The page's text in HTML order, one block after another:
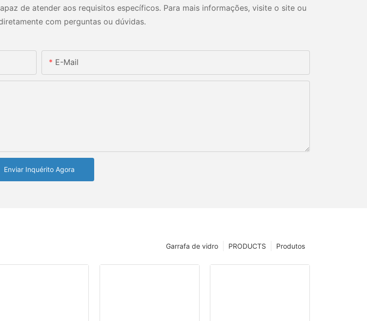
de atender aos requisitos específicos. Para mais informações, visite o site ou
com perguntas ou dúvidas.
E-Mail
Enviar Inquérito Agora
Produtos
PRODUCTS
Garrafa de vidro